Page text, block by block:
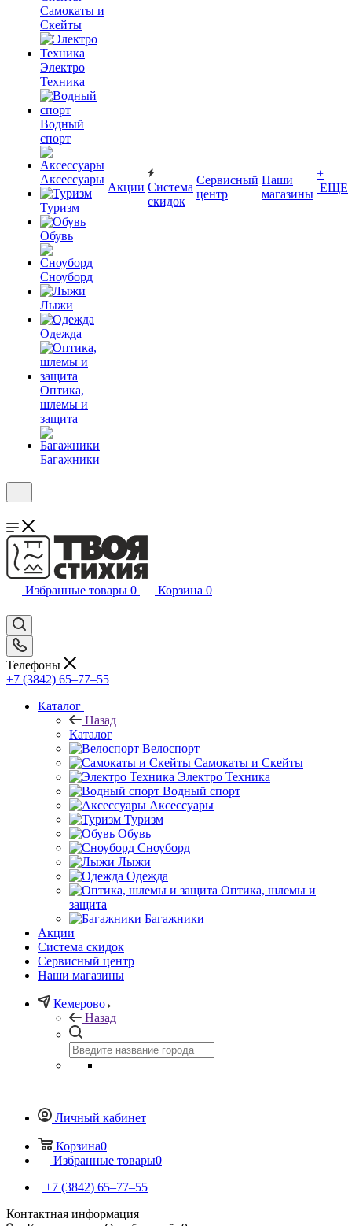
Самокаты и
Скейты
Электро
Техника
Водный
спорт
Аксессуары
Туризм
Обувь
Сноуборд
Лыжи
Одежда
Оптика,
шлемы и
защита
Багажники
Акции Система
скидок
Сервисный
центр
Наши
магазины
+
ЕЩЕ
Избранные товары 0 Корзина 0
Телефоны
+7 (3842) 65–77–55
Каталог
Назад
Каталог
Велоспорт
Самокаты и Скейты
Электро Техника
Водный спорт
Аксессуары
Туризм
Обувь
Сноуборд
Лыжи
Одежда
Оптика, шлемы и
защита
Багажники
Акции
Система скидок
Сервисный центр
Наши магазины
Кемерово
Назад
Личный кабинет
Корзина0
Избранные товары0
+7 (3842) 65–77–55
Контактная информация